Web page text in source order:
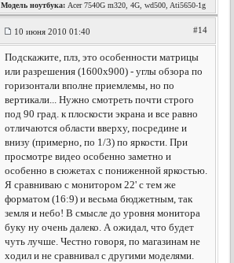
Модель ноутбука: Acer 7540G m320, 4G, wd500, Ati5650-1g
10 июня 2010 01:40 #14
Подскажите, плз, это особенности матрицы
или разрешения (1600х900) - углы обзора по
горизонтали вполне приемлемы, но по
вертикали... Нужно смотреть почти строго
под 90 град. к плоскости экрана и все равно
отличаются области вверху, посредине и
внизу (примерно, по 1/3) по яркости. При
просмотре видео особенно заметно и
особенно в сюжетах с пониженной яркостью.
Я сравниваю с монитором 22' с тем же
форматом (16:9) и весьма бюджетным, так
земля и небо! В смысле до уровня монитора
буку ну очень далеко. А ожидал, что будет
чуть лучше. Честно говоря, по магазинам не
ходил и не сравнивал с другими моделями.